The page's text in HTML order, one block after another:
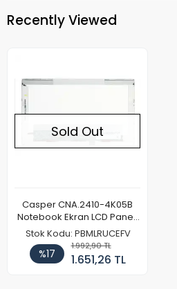
Recently Viewed
Sold Out
Casper CNA.2410-4K05B
Notebook Ekran LCD Paneli
(Kalın Kasa)
Stok Kodu: PBMLRUCEFV
%17
1.992,90 TL
1.651,26 TL